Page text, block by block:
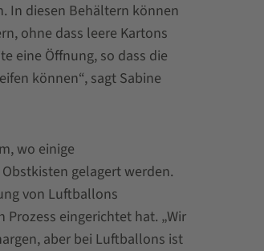
In diesen Behältern können
ohne dass leere Kartons
eine Öffnung, so dass die
können“, sagt Sabine
wo einige
gelagert werden.
von Luftballons
eingerichtet hat. „Wir
aber bei Luftballons ist